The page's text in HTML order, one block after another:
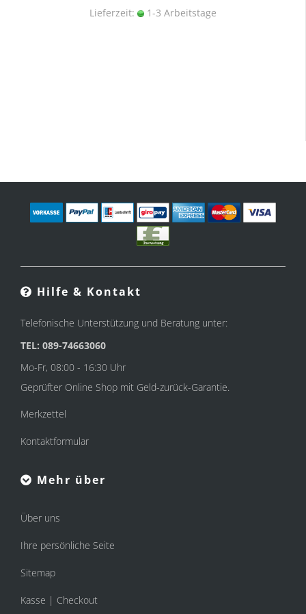
Lieferzeit: 1-3 Arbeitstage
Hilfe & Kontakt
Telefonische Unterstützung und Beratung unter:
TEL: 089-74663060
Mo-Fr, 08:00 - 16:30 Uhr
Geprüfter Online Shop mit Geld-zurück-Garantie.
Merkzettel
Kontaktformular
Mehr über
Über uns
Ihre persönliche Seite
Sitemap
Kasse | Checkout